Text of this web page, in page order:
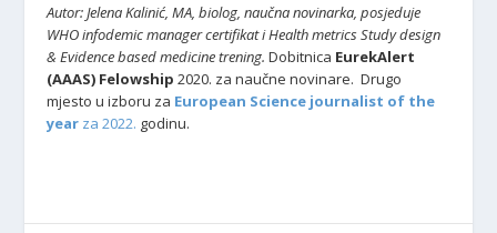
Autor: Jelena Kalinić, MA, biolog, naučna novinarka, posjeduje
WHO infodemic manager certifikat i Health metrics Study design
& Evidence based medicine trening. Dobitnica EurekAlert
(AAAS) Felowship 2020. za naučne novinare. Drugo
mjesto u izboru za European Science journalist of the
year za 2022. godinu.